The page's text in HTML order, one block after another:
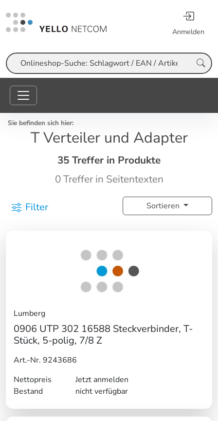
Anmelden
Suche
Sie befinden sich hier:
T Verteiler und Adapter
35 Treffer in Produkte
0 Treffer in Seitentexten
Filter Sortieren
Lumberg
0906 UTP 302 16588 Steckverbinder, T-
Stück, 5-polig, 7/8 Z
Art.-Nr. 9243686
Nettopreis
Jetzt anmelden
Bestand
nicht verfügbar